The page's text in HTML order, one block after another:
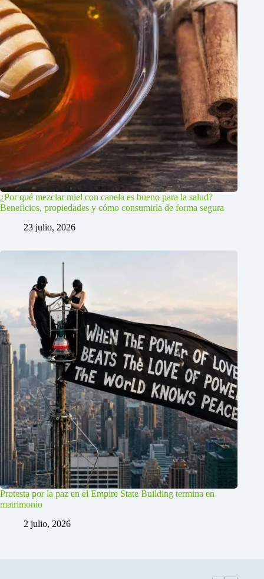
¿Por qué mezclar miel con canela es bueno para la salud?
Beneficios, propiedades y cómo consumirla de forma segura
23 julio, 2026
Protesta por la paz en el Empire State Building termina en
matrimonio
2 julio, 2026